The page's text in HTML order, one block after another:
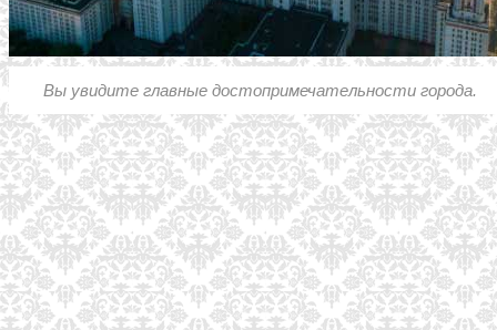
Вы увидите главные достопримечательности города.